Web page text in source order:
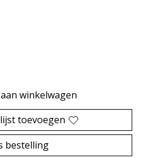
winkelwagen
toevoegen
bestelling